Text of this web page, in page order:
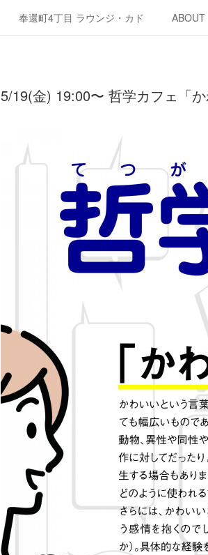
奉還町4丁目 ラウンジ・カド ABOUT
5/19(金) 19:00〜 哲学カフェ「か